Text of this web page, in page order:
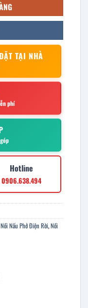
TẠI NHÀ
phí
Hotline
0906.638.494
Nồi Nấu Phở Điện Rời,Nồi